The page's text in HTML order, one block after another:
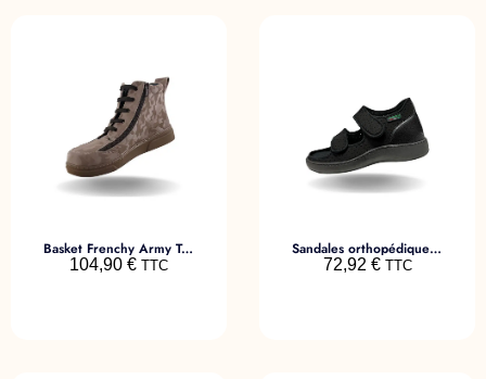
Basket Frenchy Army Taupe
104,90 € TTC
Sandales orthopédiques Cesena
72,92 € TTC